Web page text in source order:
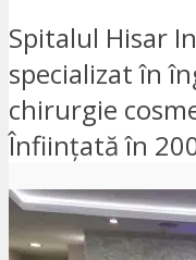
Spitalul Hisar
specializat în
chirurgie
Înființată în